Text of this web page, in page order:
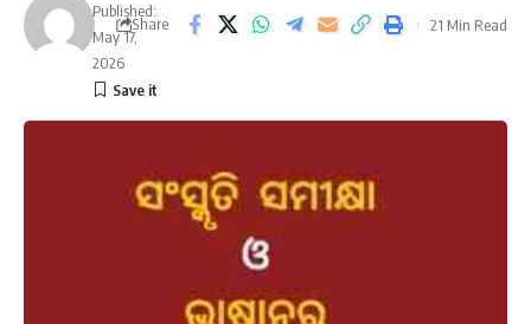
Published:
May 17,
2026
Share 21 Min Read